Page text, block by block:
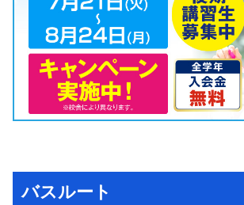
バスルート